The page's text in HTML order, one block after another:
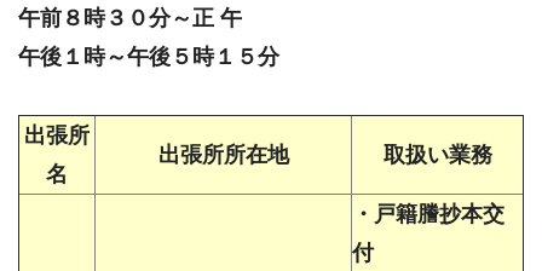
午前８時３０分～正 午
午後１時～午後５時１５分
出張所
名
出張所所在地 取扱い業務
・戸籍謄抄本交
付